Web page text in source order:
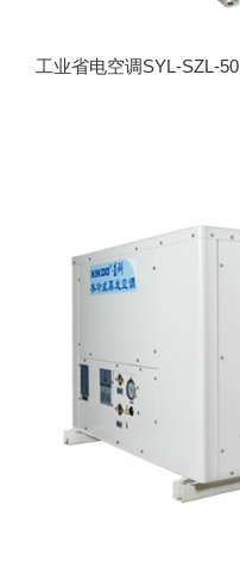
工业省电空调SYL-SZL-50